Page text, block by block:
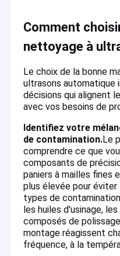
Décapant
Machine ultrasonique
Décapant
Décapant
Décapant
Décapant
Décapant
Machine de
Décapant
Comment
nettoyage à
Le choix de la bonne
ultrasons automatique
décisions qui alignent
avec vos besoins de
Identifiez votre
de contamination.Le
comprendre ce que
composants de
paniers à mailles fines
plus élevée pour
types de
les huiles d'usinage,
composés de
montage réagissent
fréquence, à la
Nous fournissons une
professionnel et un service
une coopération gagnant-
Nous fournissons des
fiables et performants ainsi
professionnelles pour vous
résultats de nettoyage et
au long du processus, de la
pratique..
Les industries dans
Nous avons acquis une
divers secteurs, notamment:
Automobile, fabrication de
armes à feu, médicale,
d'autres.
Toujours là pour toi
Nous sommes disponibles
vos besoins à tout moment.
Si vous êtes intéressé par